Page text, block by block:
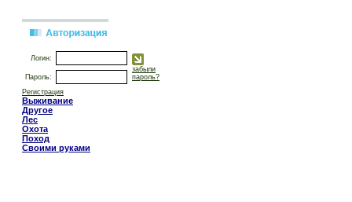
Логин:
Пароль:
забыли
пароль?
Регистрация
Выживание
Другое
Лес
Охота
Поход
Своими руками